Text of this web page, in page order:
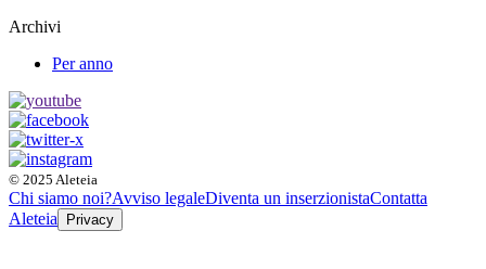
Archivi
Per anno
© 2025 Aleteia
Chi siamo noi?Avviso legaleDiventa un inserzionistaContatta
Aleteia
Privacy